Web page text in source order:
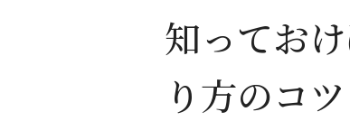
知ってお
り方のコツ